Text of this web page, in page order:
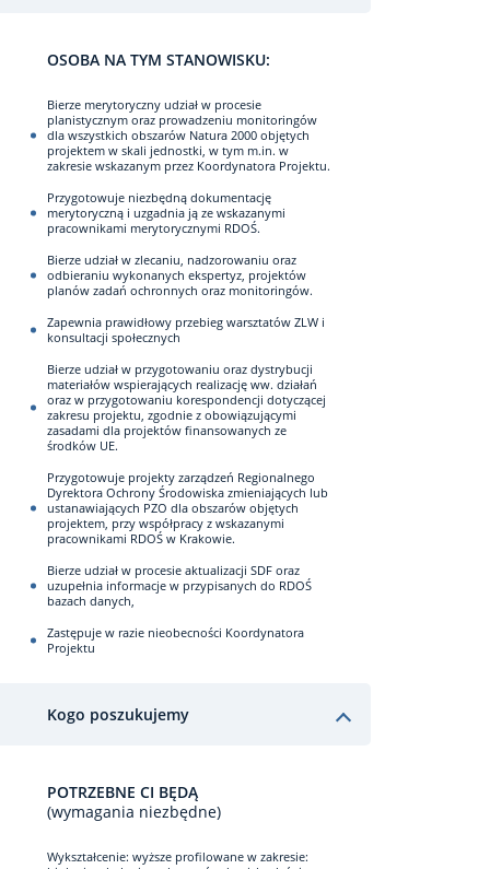
OSOBA NA TYM STANOWISKU:
Bierze merytoryczny udział w procesie
planistycznym oraz prowadzeniu monitoringów
dla wszystkich obszarów Natura 2000 objętych
projektem w skali jednostki, w tym m.in. w
zakresie wskazanym przez Koordynatora Projektu.
Przygotowuje niezbędną dokumentację
merytoryczną i uzgadnia ją ze wskazanymi
pracownikami merytorycznymi RDOŚ.
Bierze udział w zlecaniu, nadzorowaniu oraz
odbieraniu wykonanych ekspertyz, projektów
planów zadań ochronnych oraz monitoringów.
Zapewnia prawidłowy przebieg warsztatów ZLW i
konsultacji społecznych
Bierze udział w przygotowaniu oraz dystrybucji
materiałów wspierających realizację ww. działań
oraz w przygotowaniu korespondencji dotyczącej
zakresu projektu, zgodnie z obowiązującymi
zasadami dla projektów finansowanych ze
środków UE.
Przygotowuje projekty zarządzeń Regionalnego
Dyrektora Ochrony Środowiska zmieniających lub
ustanawiających PZO dla obszarów objętych
projektem, przy współpracy z wskazanymi
pracownikami RDOŚ w Krakowie.
Bierze udział w procesie aktualizacji SDF oraz
uzupełnia informacje w przypisanych do RDOŚ
bazach danych,
Zastępuje w razie nieobecności Koordynatora
Projektu
Kogo poszukujemy
POTRZEBNE CI BĘDĄ
(wymagania niezbędne)
Wykształcenie: wyższe profilowane w zakresie: